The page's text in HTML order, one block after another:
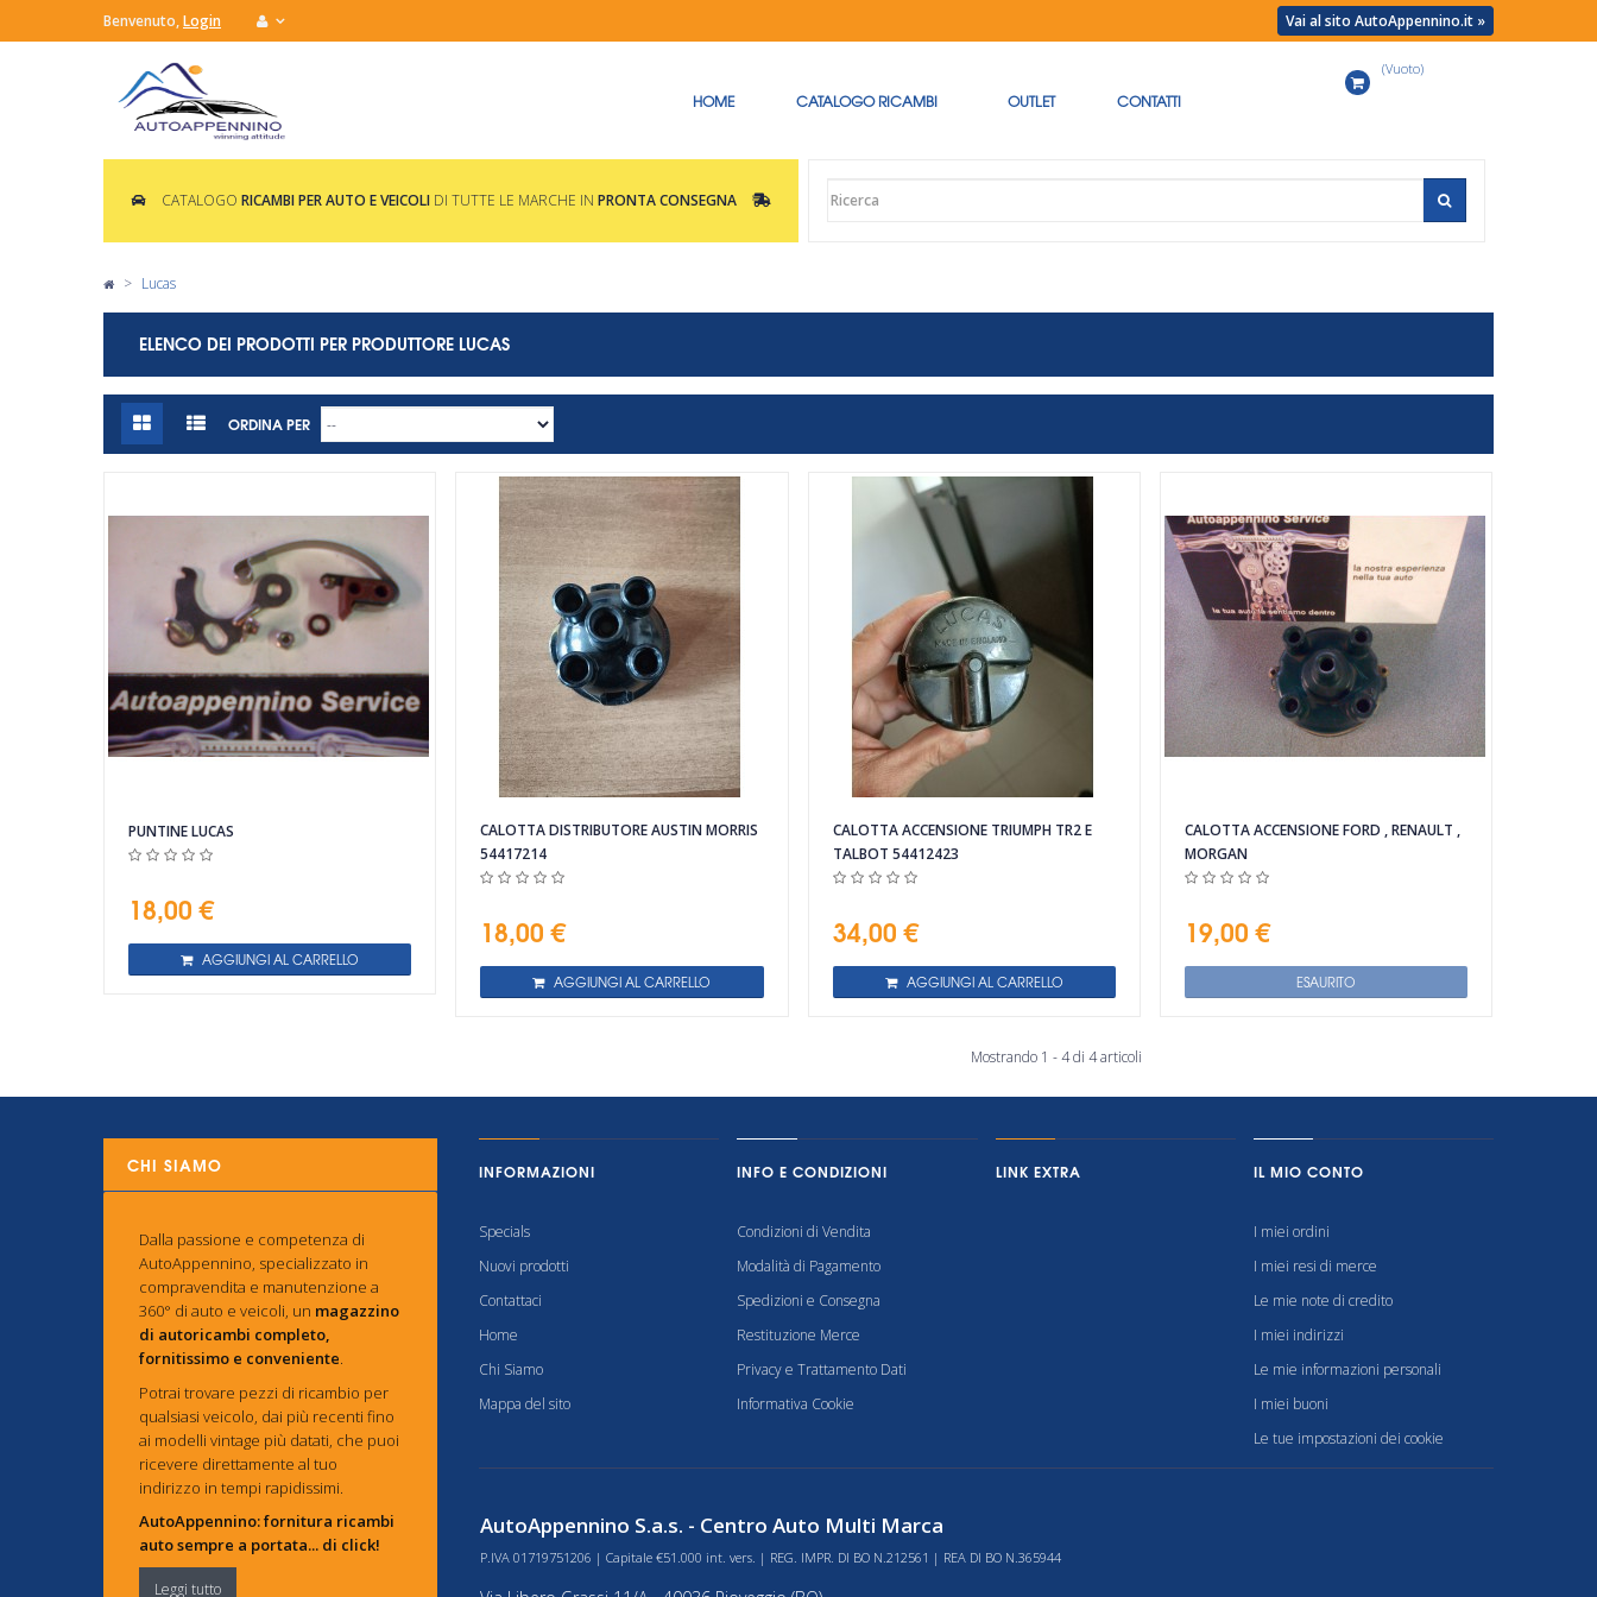
Vai al sito AutoAppennino.it »
Benvenuto,Login
HOME CATALOGO RICAMBI OUTLET CONTATTI
(Vuoto)
CATALOGO RICAMBI PER AUTO E VEICOLI DI TUTTE LE MARCHE IN PRONTA CONSEGNA
> Lucas
ELENCO DEI PRODOTTI PER PRODUTTORE LUCAS
ORDINA PER
PUNTINE LUCAS
18,00 €
AGGIUNGI AL CARRELLO
CALOTTA DISTRIBUTORE AUSTIN MORRIS
54417214
18,00 €
AGGIUNGI AL CARRELLO
CALOTTA ACCENSIONE TRIUMPH TR2 E
TALBOT 54412423
34,00 €
AGGIUNGI AL CARRELLO
CALOTTA ACCENSIONE FORD , RENAULT ,
MORGAN
19,00 €
ESAURITO
Mostrando 1 - 4 di 4 articoli
CHI SIAMO
Dalla passione e competenza di
AutoAppennino, specializzato in
compravendita e manutenzione a
360° di auto e veicoli, un magazzino
di autoricambi completo,
fornitissimo e conveniente.
Potrai trovare pezzi di ricambio per
qualsiasi veicolo, dai più recenti fino
ai modelli vintage più datati, che puoi
ricevere direttamente al tuo
indirizzo in tempi rapidissimi.
AutoAppennino: fornitura ricambi
auto sempre a portata... di click!
Leggi tutto
INFORMAZIONI
Specials
Nuovi prodotti
Contattaci
Home
Chi Siamo
Mappa del sito
INFO E CONDIZIONI
Condizioni di Vendita
Modalità di Pagamento
Spedizioni e Consegna
Restituzione Merce
Privacy e Trattamento Dati
Informativa Cookie
LINK EXTRA IL MIO CONTO
I miei ordini
I miei resi di merce
Le mie note di credito
I miei indirizzi
Le mie informazioni personali
I miei buoni
Le tue impostazioni dei cookie
AutoAppennino S.a.s. - Centro Auto Multi Marca
P.IVA 01719751206 | Capitale €51.000 int. vers. | REG. IMPR. DI BO N.212561 | REA DI BO N.365944